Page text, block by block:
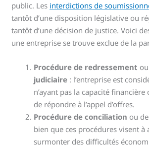
public. Les interdictions de
tantôt d’une disposition législative ou
tantôt d’une décision de justice. Voici
une entreprise se trouve exclue de la
Procédure de redressement
judiciaire : l’entreprise est
n’ayant pas la capacité
de répondre à l’appel d’offres.
Procédure de conciliation ou
bien que ces procédures visent à
surmonter des difficultés